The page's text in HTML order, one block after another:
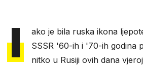
I
ako je bila ruska ikona
SSSR '60-ih i '70-ih godina
nitko u Rusiji ovih dana